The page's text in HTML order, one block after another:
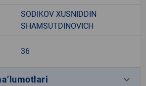
SODIKOV XUSNIDDIN
SHAMSUTDINOVICH
36
keyboard_arrow_down